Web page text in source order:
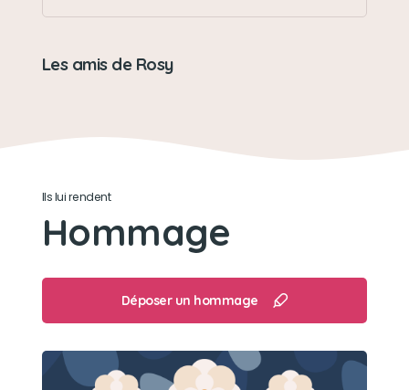
Tranquille et calme.
Son jouet préféré
Son loisir préféré
Les amis de Rosy
Ils lui rendent
Hommage
Déposer un hommage